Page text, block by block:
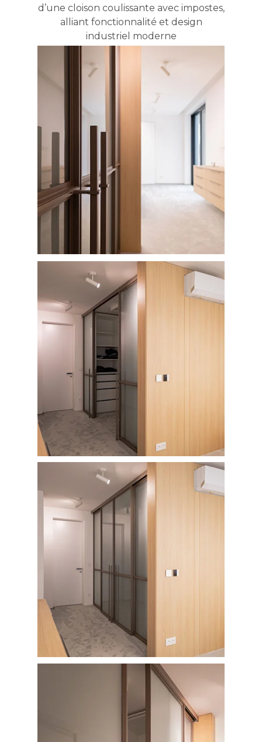
d’une cloison coulissante avec impostes,
alliant fonctionnalité et design
industriel moderne